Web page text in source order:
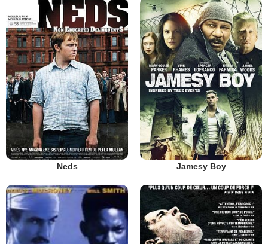
Neds Jamesy Boy